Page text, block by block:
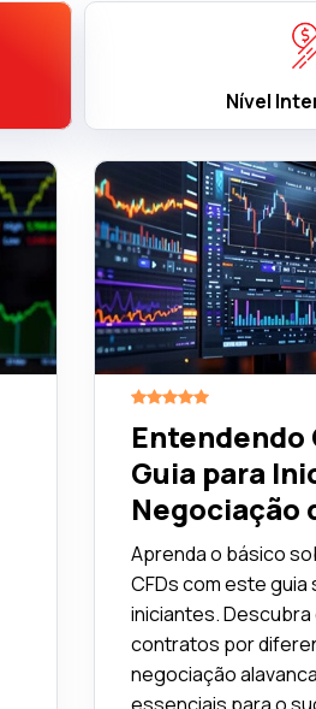
Nível
Entendendo
Guia para
Negociação
Aprenda o básico
CFDs com este guia
iniciantes.
contratos por
negociação